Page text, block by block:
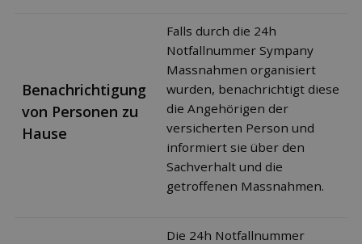
Benachrichtigung
von Personen zu
Hause
Falls durch die 24h
Notfallnummer Sympany
Massnahmen organisiert
wurden, benachrichtigt diese
die Angehörigen der
versicherten Person und
informiert sie über den
Sachverhalt und die
getroffenen Massnahmen.
Die 24h Notfallnummer